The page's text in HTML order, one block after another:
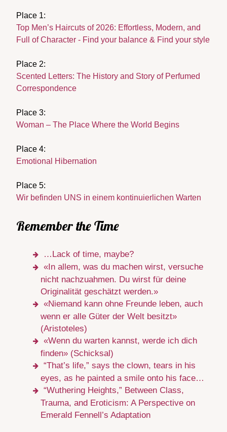
Place 1:
Top Men’s Haircuts of 2026: Effortless, Modern, and
Full of Character - Find your balance & Find your style
Place 2:
Scented Letters: The History and Story of Perfumed
Correspondence
Place 3:
Woman – The Place Where the World Begins
Place 4:
Emotional Hibernation
Place 5:
Wir befinden UNS in einem kontinuierlichen Warten
Remember the Time
…Lack of time, maybe?
«In allem, was du machen wirst, versuche
nicht nachzuahmen. Du wirst für deine
Originalität geschätzt werden.»
«Niemand kann ohne Freunde leben, auch
wenn er alle Güter der Welt besitzt»
(Aristoteles)
«Wenn du warten kannst, werde ich dich
finden» (Schicksal)
“That’s life,” says the clown, tears in his
eyes, as he painted a smile onto his face…
“Wuthering Heights,” Between Class,
Trauma, and Eroticism: A Perspective on
Emerald Fennell’s Adaptation